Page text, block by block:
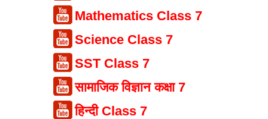
Mathematics Class 7
Science Class 7
SST Class 7
सामाजिक विज्ञान कक्षा 7
हिन्दी Class 7